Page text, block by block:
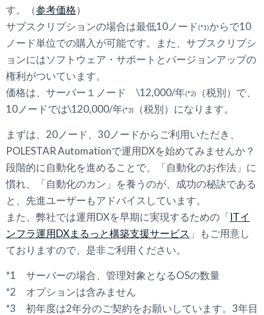
す。（参考価格）
サブスクリプションの場合は最低10ノード (*1)からで10
ノード単位での購入が可能です。また、サブスクリプシ
ョンにはソフトウェア・サポートとバージョンアップの
権利がついています。
価格は、サーバー１ノード \12,000/年(*2)
（税別）で、
10ノードでは\120,000/年(*3) （税別）になります。
まずは、20ノード、30ノードからご利用いただき、
POLESTAR Automationで運用DXを始めてみませんか？
段階的に自動化を進めることで、「自動化のお作法」に
慣れ、「自動化のカン」を養うのが、成功の秘訣である
と、先進ユーザーもアドバイスしています。
また、弊社では運用DXを早期に実現するための「ITイ
ンフラ運用DXまるっと構築支援サービス 」もご用意し
ておりますので、是非ご利用ください。
*1 サーバーの場合、管理対象となるOSの数量
*2 オプションは含みません
*3 初年度は2年分のご契約をお願いしています。3年目